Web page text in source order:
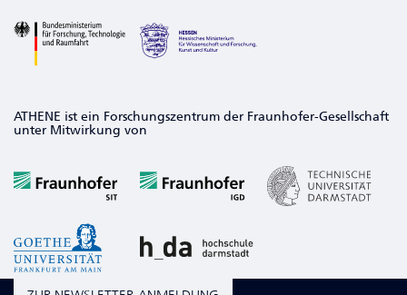
ATHENE ist ein Forschungszentrum der Fraunhofer-Gesellschaft
unter Mitwirkung von